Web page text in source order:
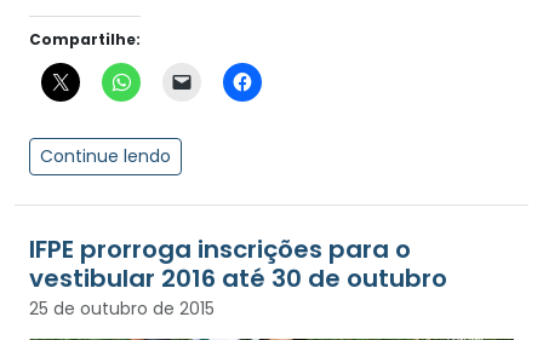
Compartilhe:
Continue lendo
IFPE prorroga inscrições para o
vestibular 2016 até 30 de outubro
25 de outubro de 2015